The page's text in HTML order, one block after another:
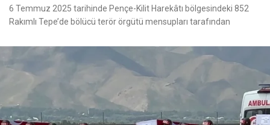
6 Temmuz 2025 tarihinde Pençe-Kilit Harekâtı bölgesindeki 852
Rakımlı Tepe’de bölücü terör örgütü mensupları tarafından